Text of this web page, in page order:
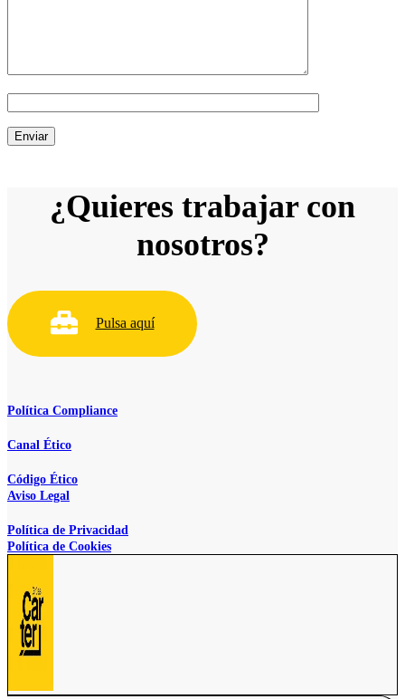
¿Quieres trabajar con
nosotros?
Pulsa aquí
Política Compliance
Canal Ético
Código Ético
Aviso Legal
Política de Privacidad
Política de Cookies